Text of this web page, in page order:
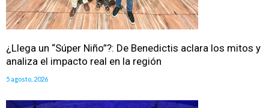
¿Llega un “Súper Niño”?: De Benedictis aclara los mitos y
analiza el impacto real en la región
5 agosto, 2026